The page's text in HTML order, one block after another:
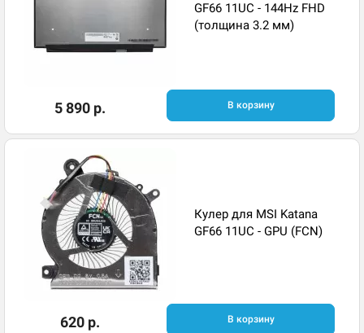
GF66 11UC - 144Hz FHD
(толщина 3.2 мм)
5 890 р. В корзину
Кулер для MSI Katana
GF66 11UC - GPU (FCN)
620 р. В корзину